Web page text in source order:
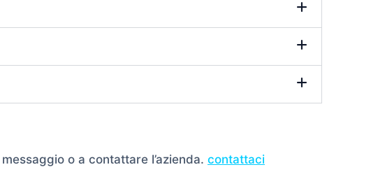
o a contattare l’azienda. contattaci